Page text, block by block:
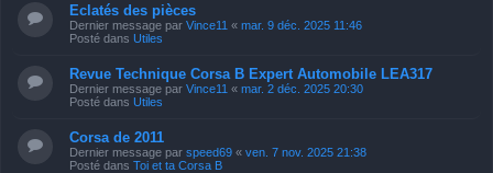
Eclatés des pièces
Dernier message par Vince11 « mar. 9 déc. 2025 11:46
Posté dans Utiles
Revue Technique Corsa B Expert Automobile LEA317
Dernier message par Vince11 « mar. 2 déc. 2025 20:30
Posté dans Utiles
Corsa de 2011
Dernier message par speed69 « ven. 7 nov. 2025 21:38
Posté dans Toi et ta Corsa B